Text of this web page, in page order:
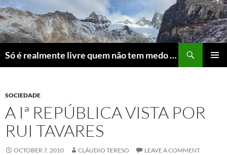
Skip
to
content
Só é realmente livre quem não tem medo do ridículo
SOCIEDADE
A Iª REPÚBLICA VISTA POR
RUI TAVARES
OCTOBER 7, 2010 CLÁUDIO TERESO LEAVE A COMMENT